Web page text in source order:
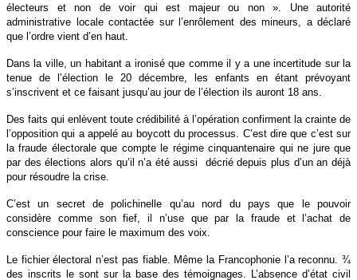
électeurs et non de voir qui est majeur ou non ». Une autorité
administrative locale contactée sur l’enrôlement des mineurs, a déclaré
que l’ordre vient d’en haut.
Dans la ville, un habitant a ironisé que comme il y a une incertitude sur la
tenue de l’élection le 20 décembre, les enfants en étant prévoyant
s’inscrivent et ce faisant jusqu’au jour de l’élection ils auront 18 ans.
Des faits qui enlèvent toute crédibilité à l’opération confirment la crainte de
l’opposition qui a appelé au boycott du processus. C’est dire que c’est sur
la fraude électorale que compte le régime cinquantenaire qui ne jure que
par des élections alors qu’il n’a été aussi
décrié depuis plus d’un an déjà
pour résoudre la crise.
C’est un secret de polichinelle qu’au nord du pays que le pouvoir
considère comme son fief, il n’use que par la fraude et l’achat de
conscience pour faire le maximum des voix.
Le fichier électoral n’est pas fiable. Même la Francophonie l’a reconnu. ¾
des inscrits le sont sur la base des témoignages. L’absence d’état civil